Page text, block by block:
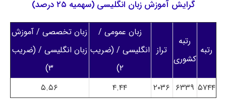
گرایش آموزش زبان انگلیسی (سهمیه ۲۵ درصد)
رتبه
رتبه
کشوری
تراز
زبان عمومی /
انگلیسی / (ضریب
۲)
زبان تخصصی / آموزش
زبان انگلیسی / (ضریب
۳)
۵۷۴۴ ۶۳۳۹ ۲۰۳۶ ۴.۴۴ ۵.۵۶